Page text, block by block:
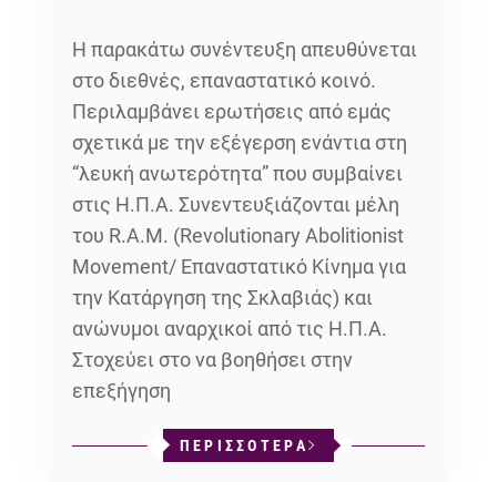
H παρακάτω συνέντευξη απευθύνεται
στο διεθνές, επαναστατικό κοινό.
Περιλαμβάνει ερωτήσεις από εμάς
σχετικά με την εξέγερση ενάντια στη
“λευκή ανωτερότητα” που συμβαίνει
στις Η.Π.Α. Συνεντευξιάζονται μέλη
του R.A.M. (Revolutionary Abolitionist
Movement/ Επαναστατικό Κίνημα για
την Κατάργηση της Σκλαβιάς) και
ανώνυμοι αναρχικοί από τις Η.Π.Α.
Στοχεύει στο να βοηθήσει στην
επεξήγηση
ΠΕΡΙΣΣΟΤΕΡΑ